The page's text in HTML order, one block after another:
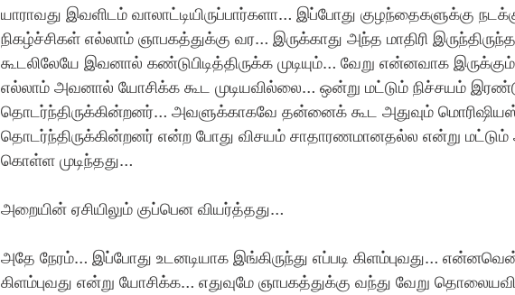
யாராவது இவளிடம் வாலாட்டியிருப்பார்களா… இப்போது குழந்தைகளுக்கு
நிகழ்ச்சிகள் எல்லாம் ஞாபகத்துக்கு வர… இருக்காது அந்த மாதிரி
கூடலிலேயே இவனால் கண்டுபிடித்திருக்க முடியும்… வேறு என்னவாக
எல்லாம் அவனால் யோசிக்க கூட முடியவில்லை… ஒன்று மட்டும் நிச்சயம்
தொடர்ந்திருக்கின்றனர்… அவளுக்காகவே தன்னைக் கூட அதுவும்
தொடர்ந்திருக்கின்றனர் என்ற போது விசயம் சாதாரணமானதல்ல என்று
கொள்ள முடிந்தது…
அறையின் ஏசியிலும் குப்பென வியர்த்தது…
அதே நேரம்… இப்போது உடனடியாக இங்கிருந்து எப்படி கிளம்புவது…
கிளம்புவது என்று யோசிக்க… எதுவுமே ஞாபகத்துக்கு வந்து வேறு